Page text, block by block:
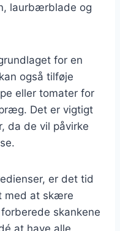
laurbærblade og
for en
også tilføje
eller tomater for
Det er vigtigt
da de vil påvirke
er det tid
med at skære
skankene
at have alle